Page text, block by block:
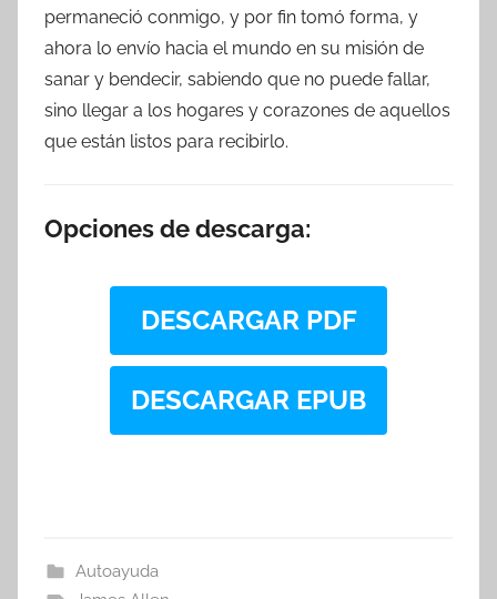
permaneció conmigo, y por fin tomó forma, y
ahora lo envío hacia el mundo en su misión de
sanar y bendecir, sabiendo que no puede fallar,
sino llegar a los hogares y corazones de aquellos
que están listos para recibirlo.
Opciones de descarga:
DESCARGAR PDF
DESCARGAR EPUB
Autoayuda